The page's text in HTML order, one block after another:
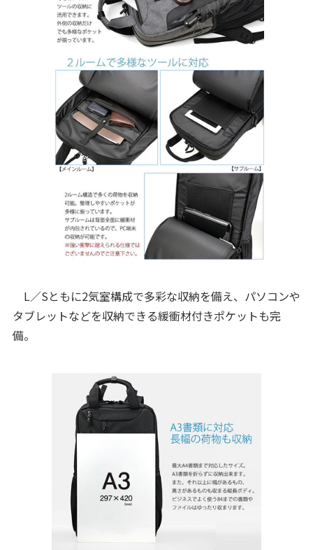
L／Sともに2気室構成で多彩な収納を備え、パソコンや
タブレットなどを収納できる緩衝材付きポケットも完
備。